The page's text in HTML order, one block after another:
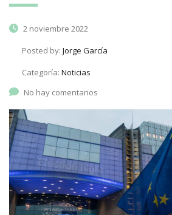
2 noviembre 2022
Posted by: Jorge García
Categoría: Noticias
No hay comentarios